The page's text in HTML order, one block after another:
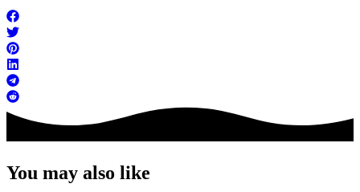
You may also like